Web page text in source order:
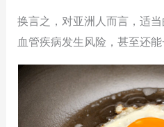
换言之，对亚洲人而言，适
血管疾病发生风险，甚至还能